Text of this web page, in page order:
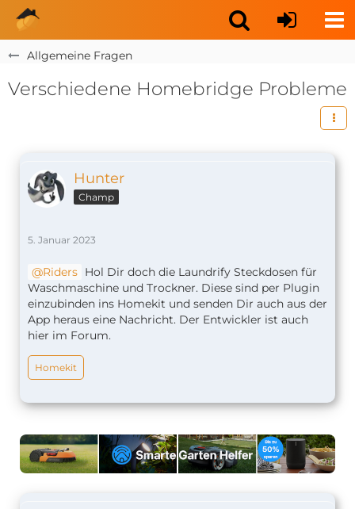
Allgemeine Fragen
Verschiedene Homebridge Probleme
Hunter
Champ
5. Januar 2023
Riders Hol Dir doch die Laundrify Steckdosen für
Waschmaschine und Trockner. Diese sind per Plugin
einzubinden ins Homekit und senden Dir auch aus der
App heraus eine Nachricht. Der Entwickler ist auch
hier im Forum.
Homekit